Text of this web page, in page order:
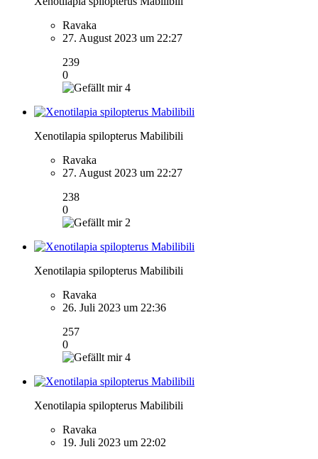
Ravaka
27. August 2023 um 22:27
239
0
4
Xenotilapia spilopterus Mabilibili
Ravaka
27. August 2023 um 22:27
238
0
2
Xenotilapia spilopterus Mabilibili
Ravaka
26. Juli 2023 um 22:36
257
0
4
Xenotilapia spilopterus Mabilibili
Ravaka
19. Juli 2023 um 22:02